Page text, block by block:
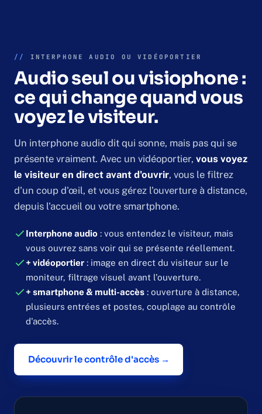
// INTERPHONE AUDIO OU VIDÉOPORTIER
Audio seul ou visiophone :
ce qui change quand vous
voyez le visiteur.
Un interphone audio dit qui sonne, mais pas qui se
présente vraiment. Avec un vidéoportier, vous voyez
le visiteur en direct avant d'ouvrir, vous le filtrez
d'un coup d'œil, et vous gérez l'ouverture à distance,
depuis l'accueil ou votre smartphone.
Interphone audio : vous entendez le visiteur, mais
vous ouvrez sans voir qui se présente réellement.
+ vidéoportier : image en direct du visiteur sur le
moniteur, filtrage visuel avant l'ouverture.
+ smartphone & multi-accès : ouverture à distance,
plusieurs entrées et postes, couplage au contrôle
d'accès.
Découvrir le contrôle d'accès →